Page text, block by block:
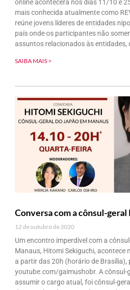
online acontecerá nos dias 11/10 e
mais conhecida atualmente como
reúne jovens líderes de entidades
país onde os participantes não
assuntos relacionados às entidades,
SAIBA MAIS >
Conversa com a cônsul-
12 de outubro de 2020
Um encontro imperdível com a
Manaus, Hitomi Sekiguchi, acontece
a partir das 20h (horário de Brasília),
youtube.com/gaimushobr. A cônsul-
assumir o cargo atual, foi cônsul-